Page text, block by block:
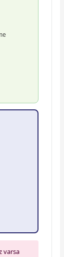
varsa